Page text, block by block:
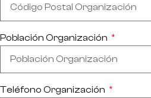
Población Organización
Teléfono Organización